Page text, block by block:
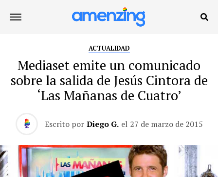
ACTUALIDAD
Mediaset emite un comunicado
sobre la salida de Jesús Cintora de
‘Las Mañanas de Cuatro’
Escrito por Diego G. el 27 de marzo de 2015